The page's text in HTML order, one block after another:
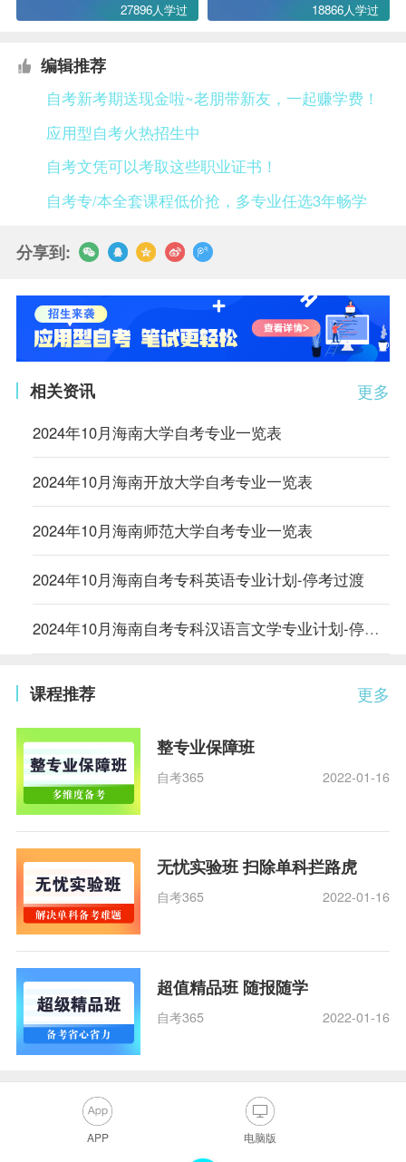
27896人学过 18866人学过
编辑推荐
自考新考期送现金啦~老朋带新友，一起赚学费！
应用型自考火热招生中
自考文凭可以考取这些职业证书！
自考专/本全套课程低价抢，多专业任选3年畅学
分享到:
更多
相关资讯
2024年10月海南大学自考专业一览表
2024年10月海南开放大学自考专业一览表
2024年10月海南师范大学自考专业一览表
2024年10月海南自考专科英语专业计划-停考过渡
2024年10月海南自考专科汉语言文学专业计划-停考过渡
更多
课程推荐
整专业保障班
自考365 2022-01-16
无忧实验班 扫除单科拦路虎
自考365 2022-01-16
超值精品班 随报随学
自考365 2022-01-16
APP 电脑版